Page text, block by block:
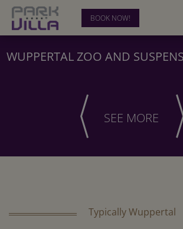
BOOK NOW!
RELAX & RECREATION
BLOG
WUPPERTAL ZOO AND
SEE MORE
Typically Wuppertal